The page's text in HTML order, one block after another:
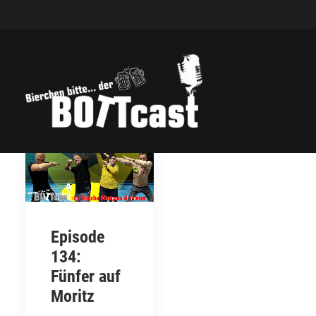
Episode
134:
Fünfer auf
Moritz